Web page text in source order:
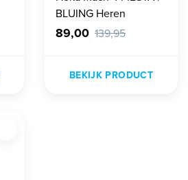
BLUING Heren
89,00 139,95
BEKIJK PRODUCT